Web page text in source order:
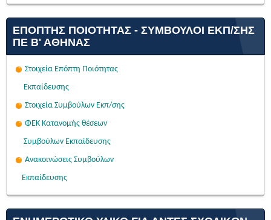
ΕΠΌΠΤΗΣ ΠΟΙΌΤΗΤΑΣ - ΣΎΜΒΟΥΛΟΙ ΕΚΠ/ΣΗΣ
ΠΕ Β' ΑΘΉΝΑΣ
Στοιχεία Επόπτη Ποιότητας
Εκπαίδευσης
Στοιχεία Συμβούλων Εκπ/σης
ΦΕΚ Κατανομής θέσεων
Συμβούλων Εκπαίδευσης
Ανακοινώσεις Συμβούλων
Εκπαίδευσης